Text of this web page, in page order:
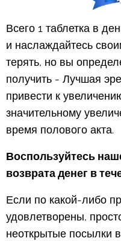
Всего 1 таблетка в
и наслаждайтесь
терять, но вы
получить - Лучшая
привести к
значительному
время полового акта.
Воспользуйтесь
возврата денег в
Если по какой-либо
удовлетворены,
неоткрытые посылки